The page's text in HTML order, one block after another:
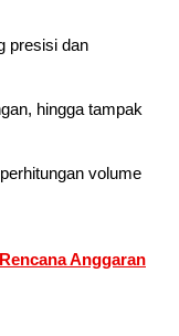
presisi dan
hingga tampak
volume
Rencana Anggaran